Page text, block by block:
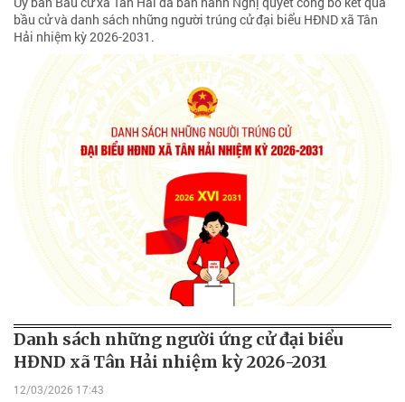
bầu cử và danh sách những người trúng cử đại biểu HĐND xã Tân
Hải nhiệm kỳ 2026-2031.
Danh sách những người ứng cử đại biểu
HĐND xã Tân Hải nhiệm kỳ 2026-2031
12/03/2026 17:43